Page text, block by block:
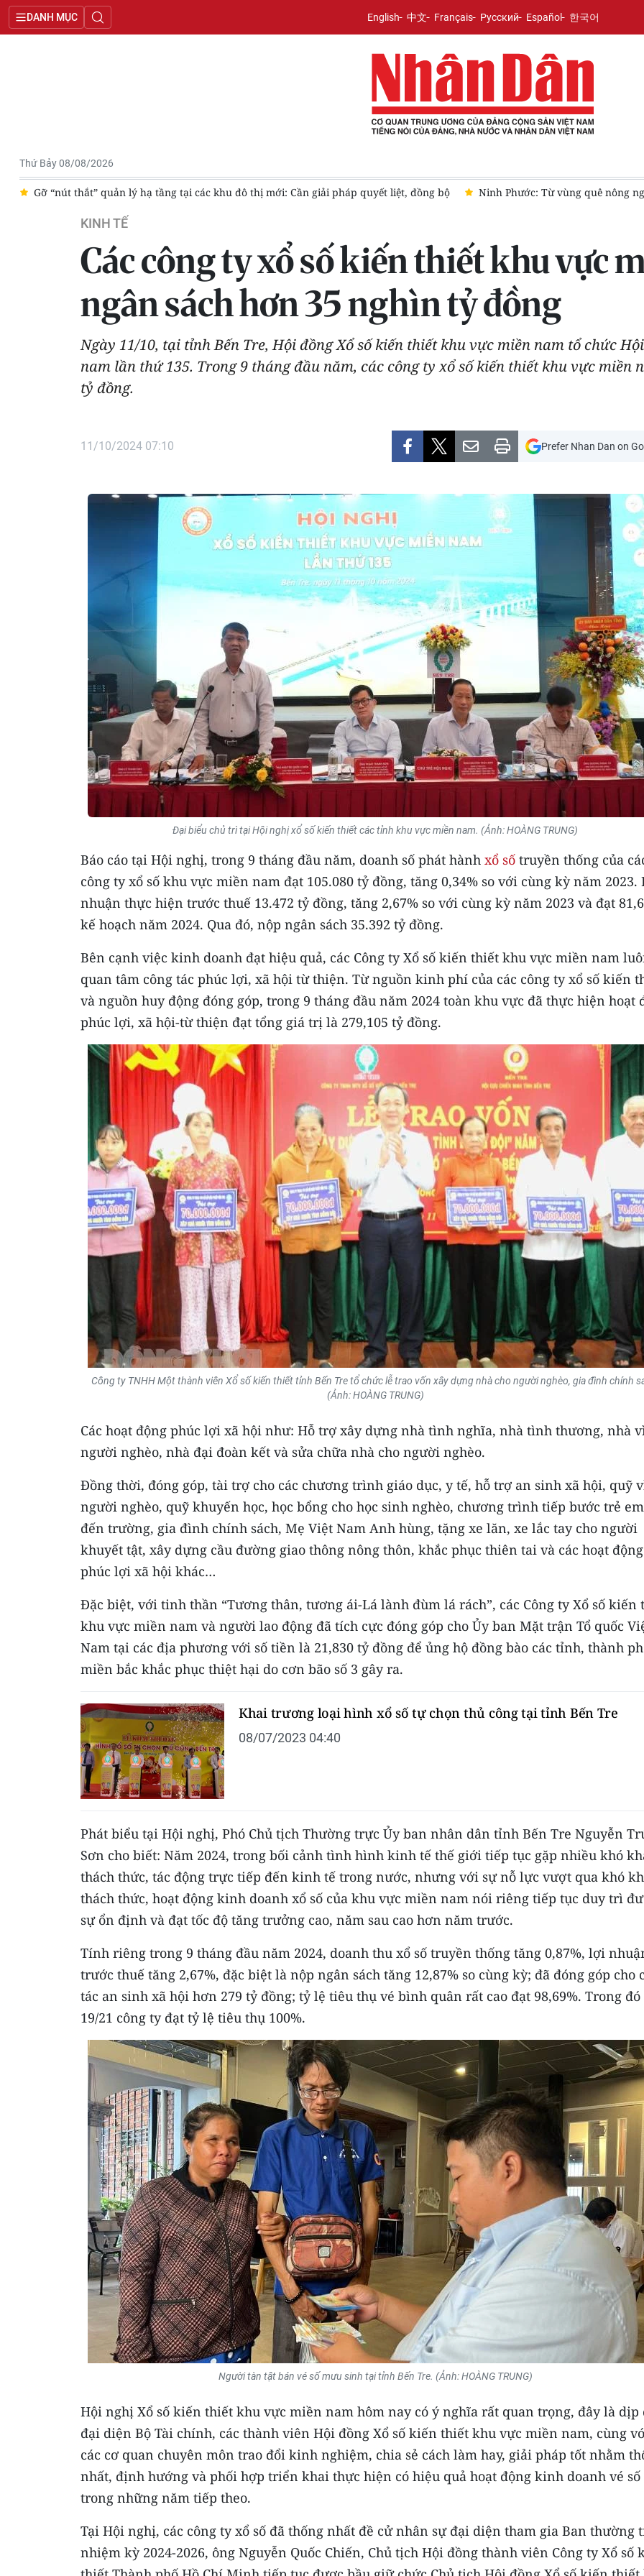
DANH MỤC English 中文 Français Русский Español 한국어
Thứ Bảy 08/08/2026
Ninh Phước: Từ vùng quê nông nghiệp hướng đến đô thị tương lai Thông qua 5 chính sách lớn xây dựng Luật giao
KINH TẾ
Các công ty xổ số kiến thiết khu vực
ngân sách hơn 35 nghìn tỷ đồng
Ngày 11/10, tại tỉnh Bến Tre, Hội đồng Xổ số kiến thiết khu vực miền nam tổ chức
nam lần thứ 135. Trong 9 tháng đầu năm, các công ty xổ số kiến thiết khu vực miền
tỷ đồng.
11/10/2024 07:10 Prefer Nhan Dan on
Đại biểu chủ trì tại Hội nghị xổ số kiến thiết các tỉnh khu vực miền nam. (Ảnh: HOÀNG TRUNG)
Báo cáo tại Hội nghị, trong 9 tháng đầu năm, doanh số phát hành xổ số truyền thống của
công ty xổ số khu vực miền nam đạt 105.080 tỷ đồng, tăng 0,34% so với cùng kỳ năm 2023.
nhuận thực hiện trước thuế 13.472 tỷ đồng, tăng 2,67% so với cùng kỳ năm 2023 và đạt
kế hoạch năm 2024. Qua đó, nộp ngân sách 35.392 tỷ đồng.
Bên cạnh việc kinh doanh đạt hiệu quả, các Công ty Xổ số kiến thiết khu vực miền nam
quan tâm công tác phúc lợi, xã hội từ thiện. Từ nguồn kinh phí của các công ty xổ số kiến
và nguồn huy động đóng góp, trong 9 tháng đầu năm 2024 toàn khu vực đã thực hiện hoạt
phúc lợi, xã hội-từ thiện đạt tổng giá trị là 279,105 tỷ đồng.
Công ty TNHH Một thành viên Xổ số kiến thiết tỉnh Bến Tre tổ chức lễ trao vốn xây dựng nhà cho người nghèo, gia đình chính
(Ảnh: HOÀNG TRUNG)
Các hoạt động phúc lợi xã hội như: Hỗ trợ xây dựng nhà tình nghĩa, nhà tình thương, nhà
người nghèo, nhà đại đoàn kết và sửa chữa nhà cho người nghèo.
Đồng thời, đóng góp, tài trợ cho các chương trình giáo dục, y tế, hỗ trợ an sinh xã hội, quỹ
người nghèo, quỹ khuyến học, học bổng cho học sinh nghèo, chương trình tiếp bước trẻ em
đến trường, gia đình chính sách, Mẹ Việt Nam Anh hùng, tặng xe lăn, xe lắc tay cho người
khuyết tật, xây dựng cầu đường giao thông nông thôn, khắc phục thiên tai và các hoạt động
phúc lợi xã hội khác…
Đặc biệt, với tinh thần “Tương thân, tương ái-Lá lành đùm lá rách”, các Công ty Xổ số kiến
khu vực miền nam và người lao động đã tích cực đóng góp cho Ủy ban Mặt trận Tổ quốc
Nam tại các địa phương với số tiền là 21,830 tỷ đồng để ủng hộ đồng bào các tỉnh, thành
miền bắc khắc phục thiệt hại do cơn bão số 3 gây ra.
Khai trương loại hình xổ số tự chọn thủ công tại tỉnh Bến Tre
08/07/2023 04:40
Phát biểu tại Hội nghị, Phó Chủ tịch Thường trực Ủy ban nhân dân tỉnh Bến Tre Nguyễn
Sơn cho biết: Năm 2024, trong bối cảnh tình hình kinh tế thế giới tiếp tục gặp nhiều khó
thách thức, tác động trực tiếp đến kinh tế trong nước, nhưng với sự nỗ lực vượt qua khó
thách thức, hoạt động kinh doanh xổ số của khu vực miền nam nói riêng tiếp tục duy trì
sự ổn định và đạt tốc độ tăng trưởng cao, năm sau cao hơn năm trước.
Tính riêng trong 9 tháng đầu năm 2024, doanh thu xổ số truyền thống tăng 0,87%, lợi
trước thuế tăng 2,67%, đặc biệt là nộp ngân sách tăng 12,87% so cùng kỳ; đã đóng góp cho
tác an sinh xã hội hơn 279 tỷ đồng; tỷ lệ tiêu thụ vé bình quân rất cao đạt 98,69%. Trong đó
19/21 công ty đạt tỷ lệ tiêu thụ 100%.
Người tàn tật bán vé số mưu sinh tại tỉnh Bến Tre. (Ảnh: HOÀNG TRUNG)
Hội nghị Xổ số kiến thiết khu vực miền nam hôm nay có ý nghĩa rất quan trọng, đây là dịp
đại diện Bộ Tài chính, các thành viên Hội đồng Xổ số kiến thiết khu vực miền nam, cùng
các cơ quan chuyên môn trao đổi kinh nghiệm, chia sẻ cách làm hay, giải pháp tốt nhằm
nhất, định hướng và phối hợp triển khai thực hiện có hiệu quả hoạt động kinh doanh vé số
trong những năm tiếp theo.
Tại Hội nghị, các công ty xổ số đã thống nhất đề cử nhân sự đại diện tham gia Ban thường
nhiệm kỳ 2024-2026, ông Nguyễn Quốc Chiến, Chủ tịch Hội đồng thành viên Công ty Xổ số